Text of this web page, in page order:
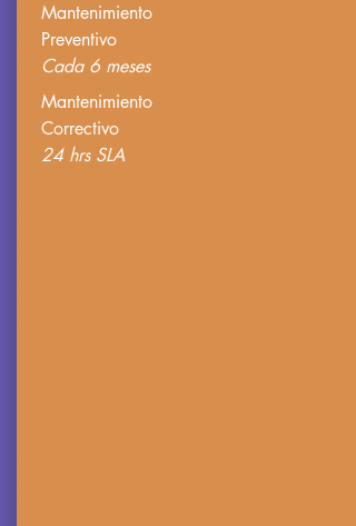
Mantenimiento
Preventivo
Cada 6 meses
Mantenimiento
Correctivo
24 hrs SLA